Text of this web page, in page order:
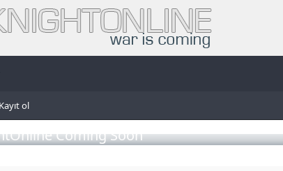
Kayıt ol
Coming Soon